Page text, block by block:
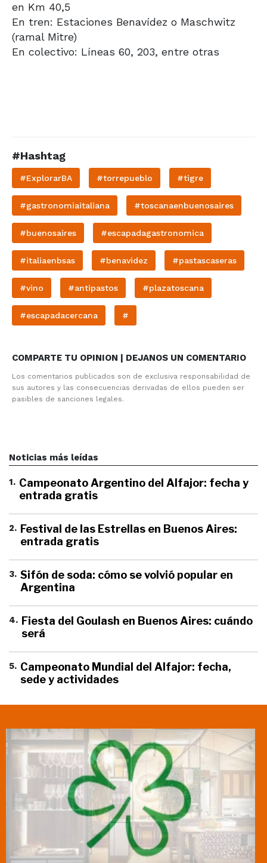
en Km 40,5
En tren: Estaciones Benavídez o Maschwitz
(ramal Mitre)
En colectivo: Líneas 60, 203, entre otras
#Hashtag
#ExplorarBA #torrepueblo #tigre
#gastronomiaitaliana #toscanaenbuenosaires
#buenosaires #escapadagastronomica
#italiaenbsas #benavidez #pastascaseras
#vino #antipastos #plazatoscana
#escapadacercana #
COMPARTE TU OPINION | DEJANOS UN COMENTARIO
Los comentarios publicados son de exclusiva responsabilidad de
sus autores y las consecuencias derivadas de ellos pueden ser
pasibles de sanciones legales.
Noticias más leídas
1. Campeonato Argentino del Alfajor: fecha y
entrada gratis
2. Festival de las Estrellas en Buenos Aires:
entrada gratis
3. Sifón de soda: cómo se volvió popular en
Argentina
4. Fiesta del Goulash en Buenos Aires: cuándo
será
5. Campeonato Mundial del Alfajor: fecha,
sede y actividades